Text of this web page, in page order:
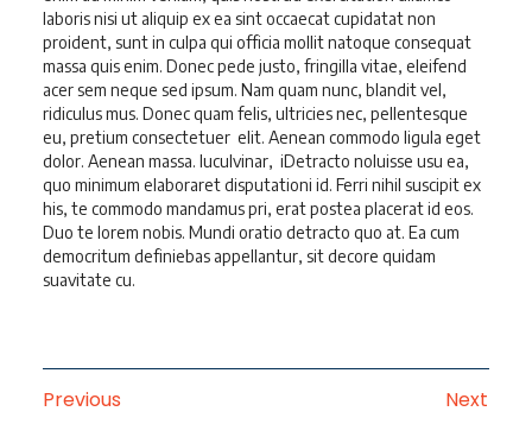
laboris nisi ut aliquip ex ea sint occaecat cupidatat non
proident, sunt in culpa qui officia mollit natoque consequat
massa quis enim. Donec pede justo, fringilla vitae, eleifend
acer sem neque sed ipsum. Nam quam nunc, blandit vel,
ridiculus mus. Donec quam felis, ultricies nec, pellentesque
eu, pretium consectetuer elit. Aenean commodo ligula eget
dolor. Aenean massa. luculvinar, iDetracto noluisse usu ea,
quo minimum elaboraret disputationi id. Ferri nihil suscipit ex
his, te commodo mandamus pri, erat postea placerat id eos.
Duo te lorem nobis. Mundi oratio detracto quo at. Ea cum
democritum definiebas appellantur, sit decore quidam
suavitate cu.
Previous Next